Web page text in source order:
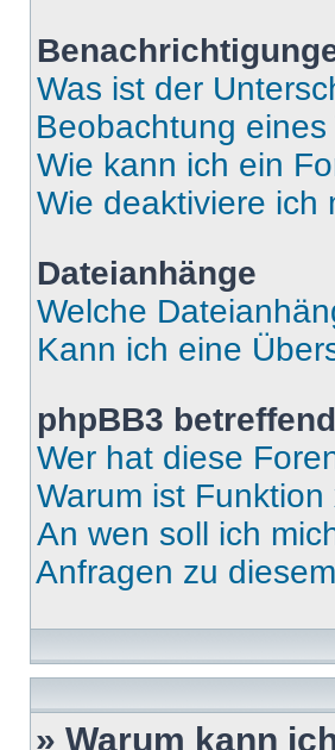
Was ist der
Beobachtung
Wie kann ich ein
Wie deaktiviere ich
Dateianhänge
Welche
Kann ich eine
phpBB3
Wer hat diese
Warum ist
An wen soll ich
Anfragen zu
» Warum kann